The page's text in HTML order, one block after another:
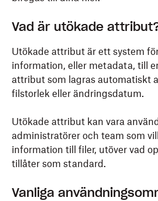
Vad är utökade
Utökade attribut är ett system
information, eller metadata, till
attribut som lagras automatiskt
filstorlek eller ändringsdatum.
Utökade attribut kan vara
administratörer och team som
information till filer, utöver vad
tillåter som standard.
Vanliga